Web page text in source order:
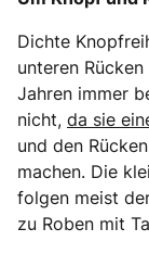
Dichte
unteren
Jahren immer
nicht, da sie
und den
machen. Die
folgen meist
zu Roben mit